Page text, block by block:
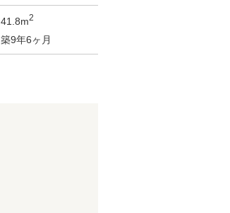
41.8m2
築9年6ヶ月